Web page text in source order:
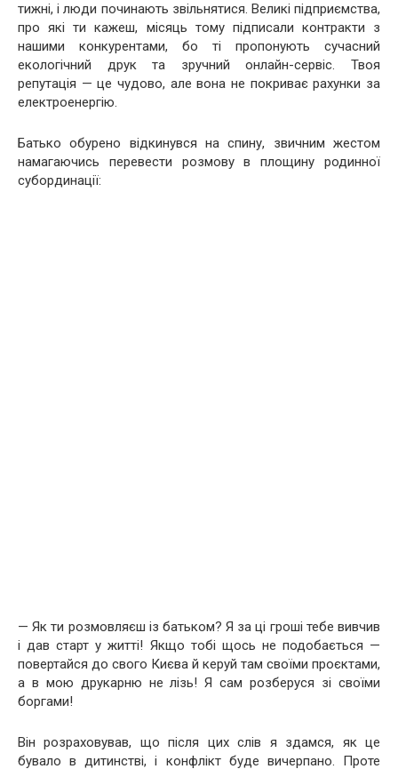
тижні, і люди починають звільнятися. Великі підприємства,
про які ти кажеш, місяць тому підписали контракти з
нашими конкурентами, бо ті пропонують сучасний
екологічний друк та зручний онлайн-сервіс. Твоя
репутація — це чудово, але вона не покриває рахунки за
електроенергію.
Батько обурено відкинувся на спину, звичним жестом
намагаючись перевести розмову в площину родинної
субординації:
— Як ти розмовляєш із батьком? Я за ці гроші тебе вивчив
і дав старт у житті! Якщо тобі щось не подобається —
повертайся до свого Києва й керуй там своїми проєктами,
а в мою друкарню не лізь! Я сам розберуся зі своїми
боргами!
Він розраховував, що після цих слів я здамся, як це
бувало в дитинстві, і конфлікт буде вичерпано. Проте